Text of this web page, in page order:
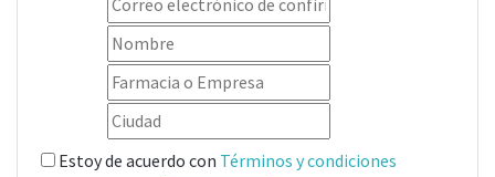
Estoy de acuerdo con Términos y condiciones